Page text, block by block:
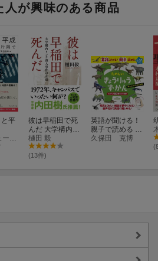
人が興味のある商品
と平
彼は早稲田で死
んだ 大学構内リ
ンチ殺人事件の
永遠
樋田 毅
(13件)
英語が聞ける！
親子で読める た
のしいきょうり
久保田 克博